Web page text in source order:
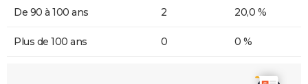
De 90 à 100 ans 2 20,0 %
Plus de 100 ans 0 0 %